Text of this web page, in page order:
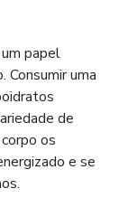
papel
Consumir uma
de
os
e se